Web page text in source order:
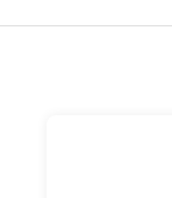
و بازی حدس